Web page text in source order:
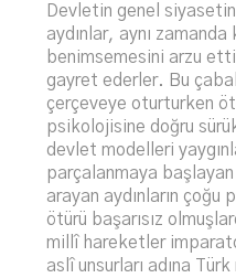
Devletin genel
aydınlar, aynı
benimsemesini arzu
gayret ederler. Bu
çerçeveye oturturken
psikolojisine doğru
devlet modelleri
parçalanmaya başlayan
arayan aydınların
ötürü başarısız
millî hareketler
aslî unsurları adına